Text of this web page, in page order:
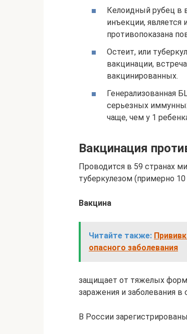
Келоидный рубец в
инъекции, является
противопоказана
Остеит, или
вакцинации,
вакцинированных.
Генерализованная
серьезных
чаще, чем у 1
Вакцинация
Проводится в 59 странах
туберкулезом (примерно
Вакцина
Читайте также:
опасного заболевания
защищает от тяжелых форм
заражения и заболевания в
В России